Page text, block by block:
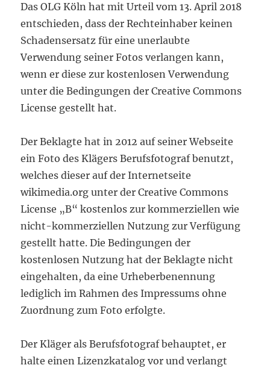
Das OLG Köln hat mit Urteil vom 13. April 2018
entschieden, dass der Rechteinhaber keinen
Schadensersatz für eine unerlaubte
Verwendung seiner Fotos verlangen kann,
wenn er diese zur kostenlosen Verwendung
unter die Bedingungen der Creative Commons
License gestellt hat.
Der Beklagte hat in 2012 auf seiner Webseite
ein Foto des Klägers Berufsfotograf benutzt,
welches dieser auf der Internetseite
wikimedia.org unter der Creative Commons
License „B“ kostenlos zur kommerziellen wie
nicht-kommerziellen Nutzung zur Verfügung
gestellt hatte. Die Bedingungen der
kostenlosen Nutzung hat der Beklagte nicht
eingehalten, da eine Urheberbenennung
lediglich im Rahmen des Impressums ohne
Zuordnung zum Foto erfolgte.
Der Kläger als Berufsfotograf behauptet, er
halte einen Lizenzkatalog vor und verlangt